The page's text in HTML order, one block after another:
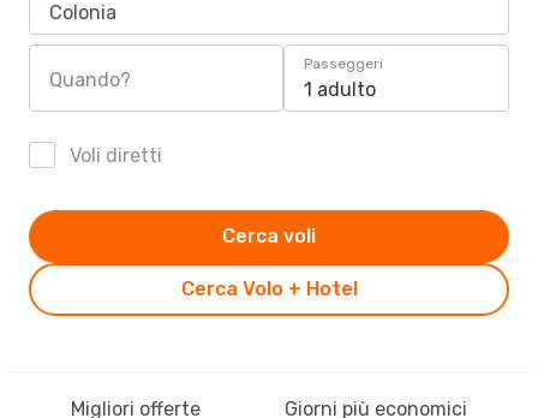
Colonia
Quando?
Passeggeri
1 adulto
Voli diretti
Cerca Volo + Hotel
Cerca voli
Migliori offerte Giorni più economici